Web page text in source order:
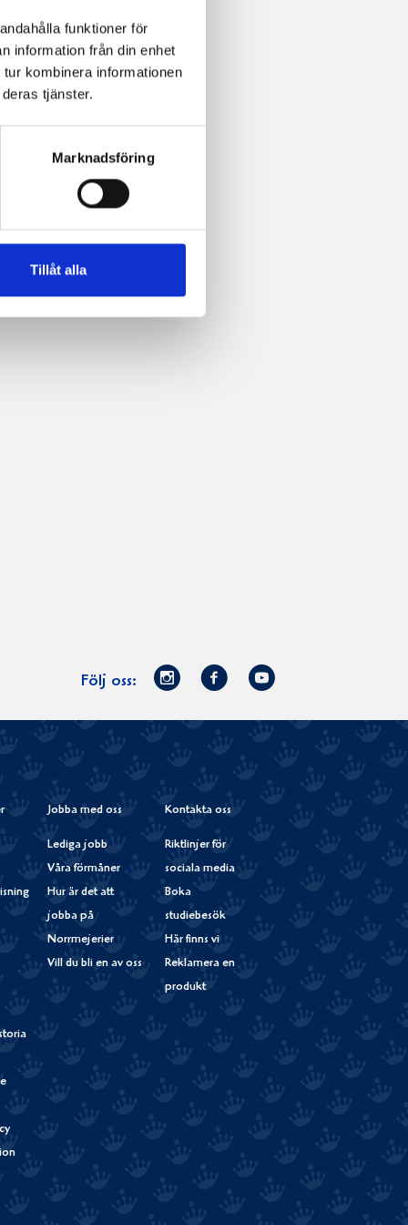
funktioner för
information från din enhet
kombinera informationen
tjänster.
Marknadsföring
Tillåt alla
Följ oss:
Norrmejerier
Instagram
Facebook
Youtube
Jobba med oss
Lediga jobb
Våra förmåner
Hur är det att
jobba på
Norrmejerier
Vill du bli en av oss
Kontakta oss
Riktlinjer för
sociala media
Boka
studiebesök
Här finns vi
Reklamera en
produkt